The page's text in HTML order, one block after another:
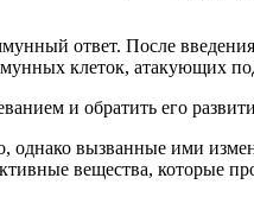
ответ. После
клеток, атакующих
и обратить его
вызванные ими
вещества, которые